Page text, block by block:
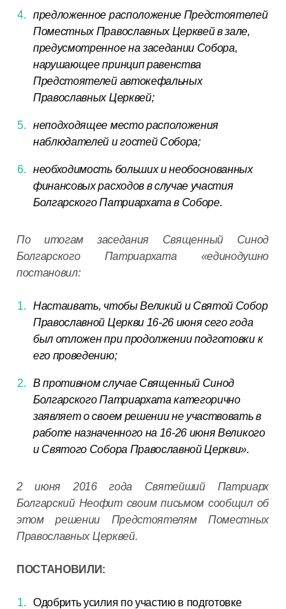
предложенное расположение Предстоятелей
Поместных Православных Церквей в зале,
предусмотренное на заседании Собора,
нарушающее принцип равенства
Предстоятелей автокефальных
Православных Церквей;
неподходящее место расположения
наблюдателей и гостей Собора;
необходимость больших и необоснованных
финансовых расходов в случае участия
Болгарского Патриархата в Соборе.
По итогам заседания Священный Синод
Болгарского Патриархата «единодушно
постановил:
Настаивать, чтобы Великий и Святой Собор
Православной Церкви 16-26 июня сего года
был отложен при продолжении подготовки к
его проведению;
В противном случае Священный Синод
Болгарского Патриархата категорично
заявляет о своем решении не участвовать в
работе назначенного на 16-26 июня Великого
и Святого Собора Православной Церкви».
2 июня 2016 года Святейший Патриарх
Болгарский Неофит своим письмом сообщил об
этом решении Предстоятелям Поместных
Православных Церквей.
ПОСТАНОВИЛИ:
Одобрить усилия по участию в подготовке